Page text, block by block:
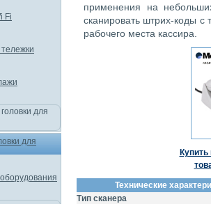
применения на
сканировать штрих-коды
рабочего места кассира.
Технические
Тип сканера
Fi
для